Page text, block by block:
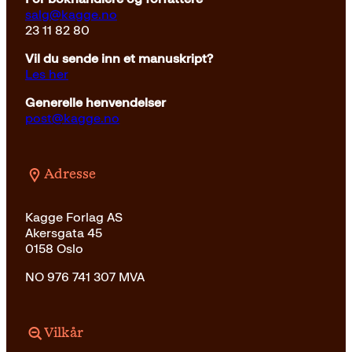
salg@kagge.no
23 11 82 80
Vil du sende inn et manuskript?
Les her
Generelle henvendelser
post@kagge.no
Adresse
Kagge Forlag AS
Akersgata 45
0158 Oslo
NO 976 741 307 MVA
Vilkår